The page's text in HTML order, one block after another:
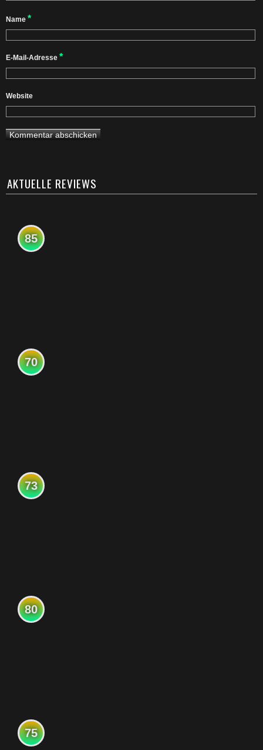
Name *
E-Mail-Adresse *
Website
AKTUELLE REVIEWS
85
70
73
80
75